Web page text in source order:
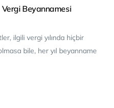
Beyannamesi
ilgili vergi yılında hiçbir
bile, her yıl beyanname